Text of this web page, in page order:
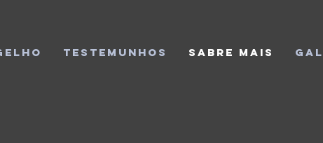
Testemunhos Sabre Mais